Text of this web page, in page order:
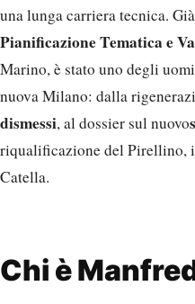
una lunga carriera tecnica. Già
Pianificazione Tematica e
Marino, è stato uno degli
nuova Milano: dalla
dismessi, al dossier sul nuovo
riqualificazione del Pirellino,
Catella.
Chi è